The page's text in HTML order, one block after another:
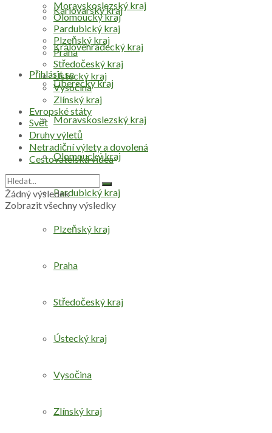
Přihlásit se
Karlovarský kraj
Královéhradecký kraj
Liberecký kraj
Moravskoslezský kraj
Olomoucký kraj
Pardubický kraj
Plzeňský kraj
Praha
Středočeský kraj
Ústecký kraj
Vysočina
Zlínský kraj
Moravskoslezský kraj
Olomoucký kraj
Pardubický kraj
Plzeňský kraj
Praha
Středočeský kraj
Ústecký kraj
Vysočina
Zlínský kraj
Evropské státy
Svět
Druhy výletů
Netradiční výlety a dovolená
Cestovatelská videa
Žádný výsledek
Zobrazit všechny výsledky